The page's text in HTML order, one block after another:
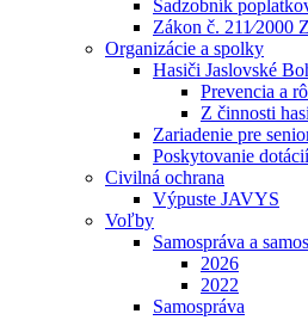
Sadzobník
Zákon č. 211⁄2000
Organizácie a spolky
Hasiči Jaslovské
Prevencia a
Z činnosti
Zariadenie pre
Poskytovanie
Civilná ochrana
Výpuste JAVYS
Voľby
Samospráva a
2026
2022
Samospráva